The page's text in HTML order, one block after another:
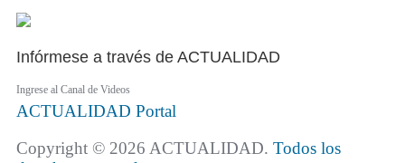
Infórmese a través de ACTUALIDAD
Ingrese al Canal de Videos
ACTUALIDAD Portal
Copyright © 2026 ACTUALIDAD. Todos los